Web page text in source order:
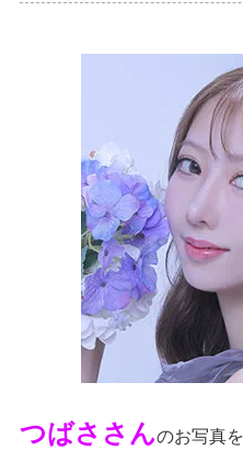
つばささんのお写真